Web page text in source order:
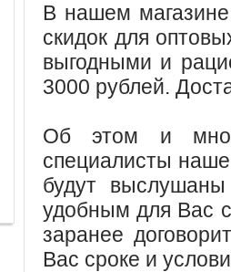
В нашем
скидок для
выгодными и
3000 рублей.
Об этом и
специалисты
будут
удобным для Вас
заранее
Вас сроке и